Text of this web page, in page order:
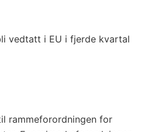
vedtatt i EU i fjerde kvartal
rammeforordningen for